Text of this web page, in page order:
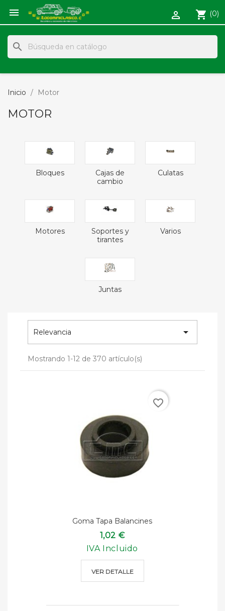
 shopping_cart (0)

search
Inicio Motor
MOTOR
Bloques
Cajas de
cambio
Culatas
Motores
Soportes y
tirantes
Varios
Juntas
Relevancia 
Mostrando 1-12 de 370 artículo(s)
Goma Tapa Balancines
1,02 €
IVA Incluido
VER DETALLE
favorite_border